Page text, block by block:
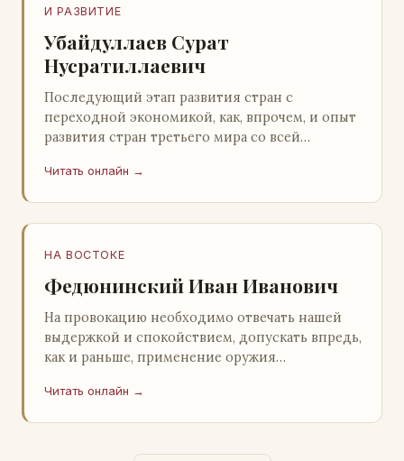
И РАЗВИТИЕ
Убайдуллаев Сурат
Нусратиллаевич
Последующий этап развития стран с
переходной экономикой, как, впрочем, и опыт
развития стран третьего мира со всей
ошибочность такого предс…
Читать онлайн →
НА ВОСТОКЕ
Федюнинский Иван Иванович
На провокацию необходимо отвечать нашей
выдержкой и спокойствием, допускать впредь,
как и раньше, применение оружия
самообороны о…
Читать онлайн →